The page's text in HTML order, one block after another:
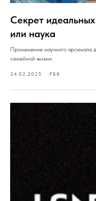
Секрет
или наука
Применение научного арсенала
семейной жизни.
24.02.2025 РБК